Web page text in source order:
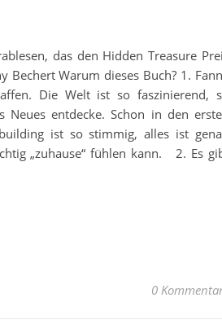
das den Hidden Treasure
Bechert Warum dieses Buch? 1.
Die Welt ist so faszinierend,
entdecke. Schon in den
ist so stimmig, alles ist
„zuhause“ fühlen kann. 2. Es
0